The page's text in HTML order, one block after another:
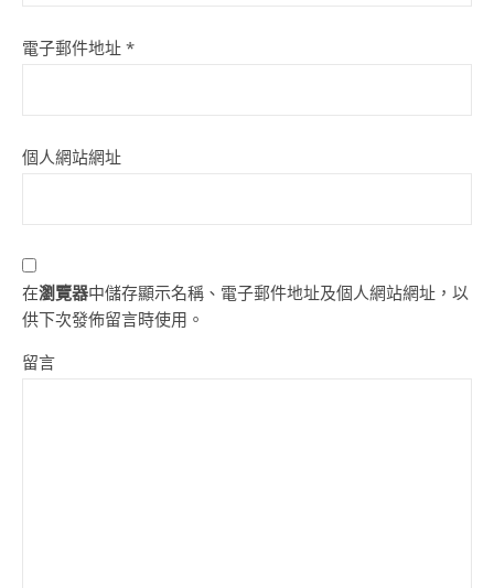
電子郵件地址 *
個人網站網址
在瀏覽器中儲存顯示名稱、電子郵件地址及個人網站網址，以
供下次發佈留言時使用。
留言